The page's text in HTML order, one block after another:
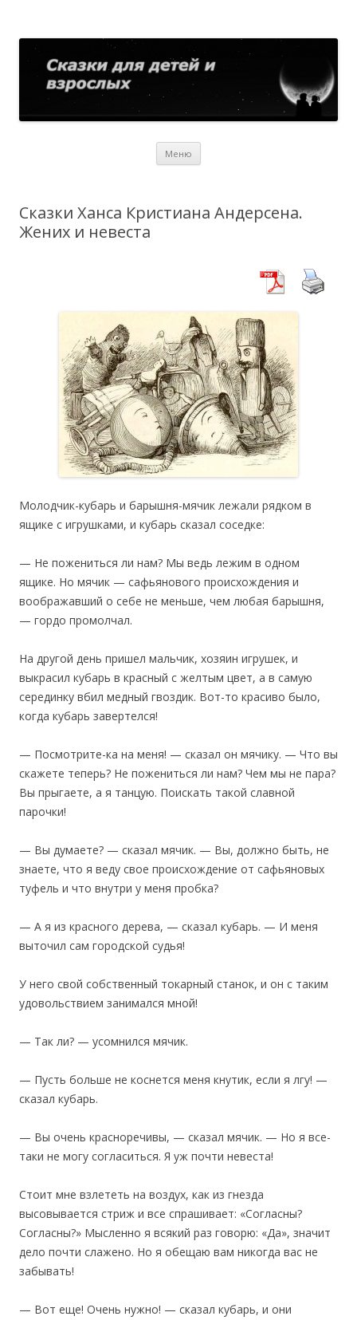
Меню
Сказки Ханса Кристиана Андерсена.
Жених и невеста
Молодчик-кубарь и барышня-мячик лежали рядком в
ящике с игрушками, и кубарь сказал соседке:
— Не пожениться ли нам? Мы ведь лежим в одном
ящике. Но мячик — сафьянового происхождения и
воображавший о себе не меньше, чем любая барышня,
— гордо промолчал.
На другой день пришел мальчик, хозяин игрушек, и
выкрасил кубарь в красный с желтым цвет, а в самую
серединку вбил медный гвоздик. Вот-то красиво было,
когда кубарь завертелся!
— Посмотрите-ка на меня! — сказал он мячику. — Что вы
скажете теперь? Не пожениться ли нам? Чем мы не пара?
Вы прыгаете, а я танцую. Поискать такой славной
парочки!
— Вы думаете? — сказал мячик. — Вы, должно быть, не
знаете, что я веду свое происхождение от сафьяновых
туфель и что внутри у меня пробка?
— А я из красного дерева, — сказал кубарь. — И меня
выточил сам городской судья!
У него свой собственный токарный станок, и он с таким
удовольствием занимался мной!
— Так ли? — усомнился мячик.
— Пусть больше не коснется меня кнутик, если я лгу! —
сказал кубарь.
— Вы очень красноречивы, — сказал мячик. — Но я все-
таки не могу согласиться. Я уж почти невеста!
Стоит мне взлететь на воздух, как из гнезда
высовывается стриж и все спрашивает: «Согласны?
Согласны?» Мысленно я всякий раз говорю: «Да», значит
дело почти слажено. Но я обещаю вам никогда вас не
забывать!
— Вот еще! Очень нужно! — сказал кубарь, и они